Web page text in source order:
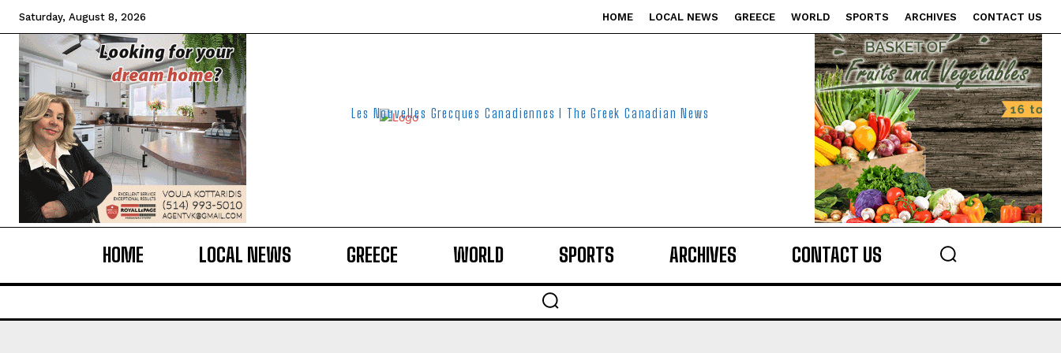
Saturday, August 8, 2026 HOME LOCAL NEWS GREECE WORLD SPORTS ARCHIVES CONTACT US
Les Nouvelles Grecques Canadiennes I The Greek Canadian News
HOME LOCAL NEWS GREECE WORLD SPORTS ARCHIVES CONTACT US